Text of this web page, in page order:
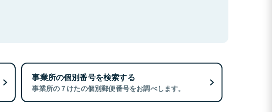
事業所の個別番号を検索する
事業所の７けたの個別郵便番号をお調べします。